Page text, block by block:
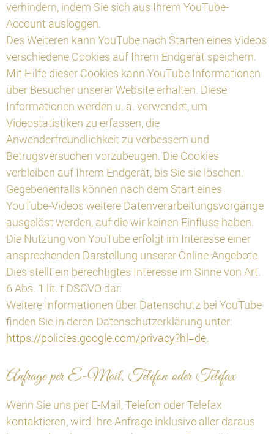
verhindern, indem Sie sich aus Ihrem YouTube-
Account ausloggen.
Des Weiteren kann YouTube nach Starten eines Videos
verschiedene Cookies auf Ihrem Endgerät speichern.
Mit Hilfe dieser Cookies kann YouTube Informationen
über Besucher unserer Website erhalten. Diese
Informationen werden u. a. verwendet, um
Videostatistiken zu erfassen, die
Anwenderfreundlichkeit zu verbessern und
Betrugsversuchen vorzubeugen. Die Cookies
verbleiben auf Ihrem Endgerät, bis Sie sie löschen.
Gegebenenfalls können nach dem Start eines
YouTube-Videos weitere Datenverarbeitungsvorgänge
ausgelöst werden, auf die wir keinen Einfluss haben.
Die Nutzung von YouTube erfolgt im Interesse einer
ansprechenden Darstellung unserer Online-Angebote.
Dies stellt ein berechtigtes Interesse im Sinne von Art.
6 Abs. 1 lit. f DSGVO dar.
Weitere Informationen über Datenschutz bei YouTube
finden Sie in deren Datenschutzerklärung unter:
https://policies.google.com/privacy?hl=de.
Anfrage per E-Mail, Telefon oder Telefax
Wenn Sie uns per E-Mail, Telefon oder Telefax
kontaktieren, wird Ihre Anfrage inklusive aller daraus